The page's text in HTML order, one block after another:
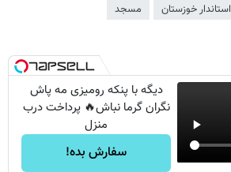
استاندار خوزستان مسجد
دیگه با پنکه رومیزی مه پاش
نگران گرما نباش🔥 پرداخت درب
منزل
سفارش بده!